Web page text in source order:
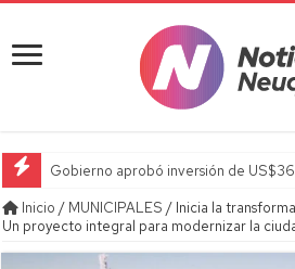
Gobierno aprobó inversión de
Inicio / MUNICIPALES / Inicia la
Un proyecto integral para modernizar la